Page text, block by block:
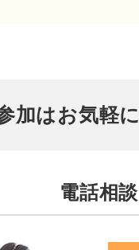
加はお気軽に
電話相談